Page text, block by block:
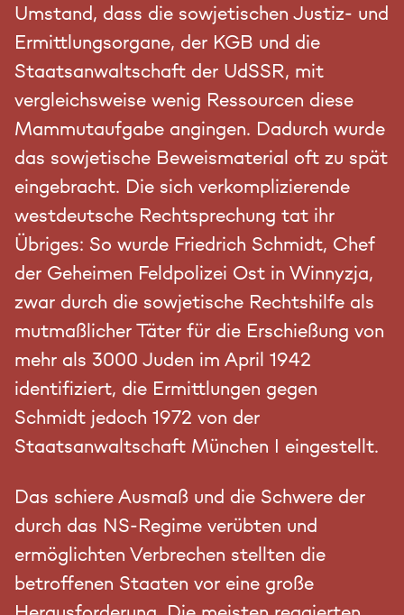
Umstand, dass die sowjetischen Justiz- und
Ermittlungsorgane, der KGB und die
Staatsanwaltschaft der UdSSR, mit
vergleichsweise wenig Ressourcen diese
Mammutaufgabe angingen. Dadurch wurde
das sowjetische Beweismaterial oft zu spät
eingebracht. Die sich verkomplizierende
westdeutsche Rechtsprechung tat ihr
Übriges: So wurde Friedrich Schmidt, Chef
der Geheimen Feldpolizei Ost in Winnyzja,
zwar durch die sowjetische Rechtshilfe als
mutmaßlicher Täter für die Erschießung von
mehr als 3000 Juden im April 1942
identifiziert, die Ermittlungen gegen
Schmidt jedoch 1972 von der
Staatsanwaltschaft München I eingestellt.
Das schiere Ausmaß und die Schwere der
durch das NS-Regime verübten und
ermöglichten Verbrechen stellten die
betroffenen Staaten vor eine große